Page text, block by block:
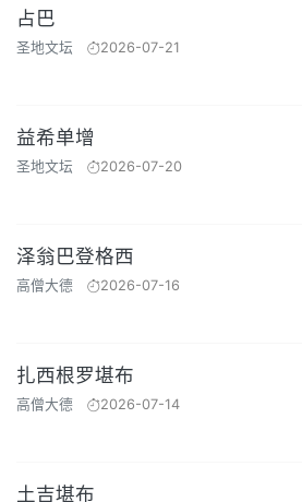
占巴
圣地文坛 2026-07-21
益希单增
圣地文坛 2026-07-20
泽翁巴登格西
高僧大德 2026-07-16
扎西根罗堪布
高僧大德 2026-07-14
土吉堪布